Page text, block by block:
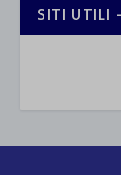
SITI UTILI